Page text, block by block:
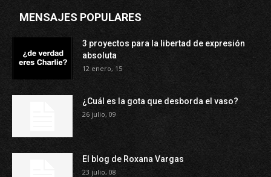
MENSAJES POPULARES
3 proyectos para la libertad de expresión
absoluta
12 enero, 15
¿Cuál es la gota que desborda el vaso?
26 julio, 09
El blog de Roxana Vargas
23 julio, 08